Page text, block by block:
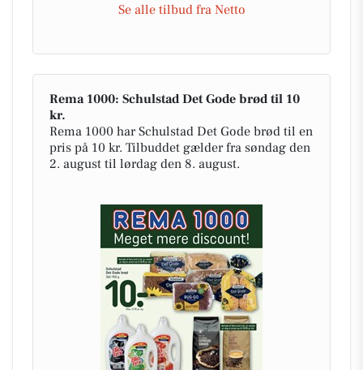
Se alle tilbud fra Netto
Rema 1000: Schulstad Det Gode brød til 10
kr.
Rema 1000 har Schulstad Det Gode brød til en
pris på 10 kr. Tilbuddet gælder fra søndag den
2. august til lørdag den 8. august.